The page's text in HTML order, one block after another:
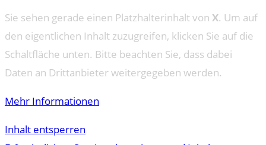
Sie sehen gerade einen Platzhalterinhalt von X. Um auf
den eigentlichen Inhalt zuzugreifen, klicken Sie auf die
Schaltfläche unten. Bitte beachten Sie, dass dabei
Daten an Drittanbieter weitergegeben werden.
Mehr Informationen
Inhalt entsperren